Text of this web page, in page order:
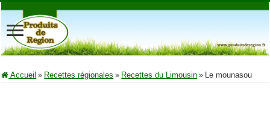
Accueil » Recettes régionales » Recettes du Limousin » Le mounasou